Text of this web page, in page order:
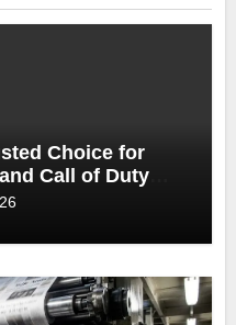
Choice for
Call of Duty